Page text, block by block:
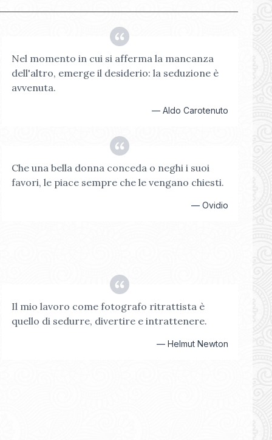
Nel momento in cui si afferma la mancanza
dell'altro, emerge il desiderio: la seduzione è
avvenuta.
— Aldo Carotenuto
Che una bella donna conceda o neghi i suoi
favori, le piace sempre che le vengano chiesti.
— Ovidio
Il mio lavoro come fotografo ritrattista è
quello di sedurre, divertire e intrattenere.
— Helmut Newton